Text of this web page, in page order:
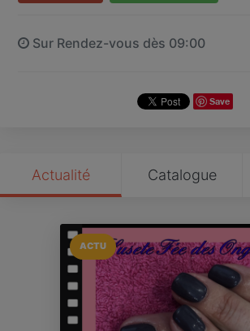
Sur Rendez-vous dès 09:00
Save
Actualité Catalogue
ACTU